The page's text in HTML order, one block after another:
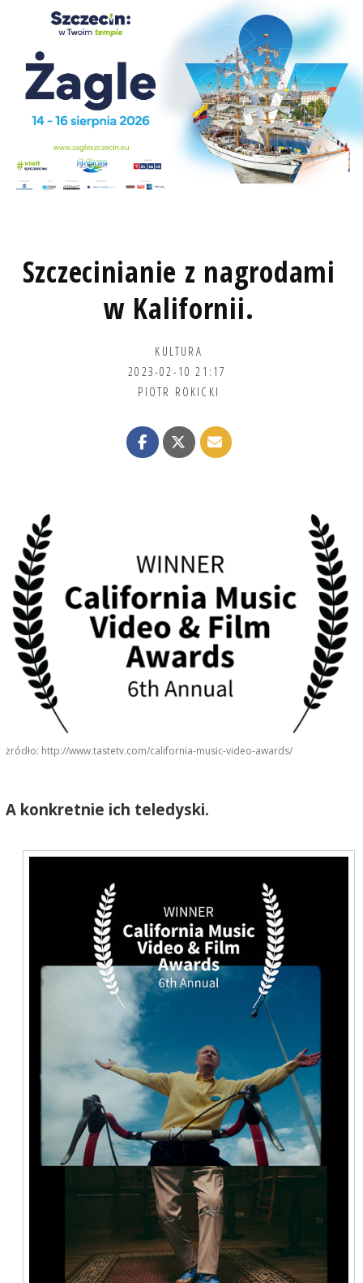
Szczecinianie z nagrodami
w Kalifornii.
KULTURA
2023-02-10 21:17
PIOTR ROKICKI
żródło: http://www.tastetv.com/california-music-video-awards/
A konkretnie ich teledyski.